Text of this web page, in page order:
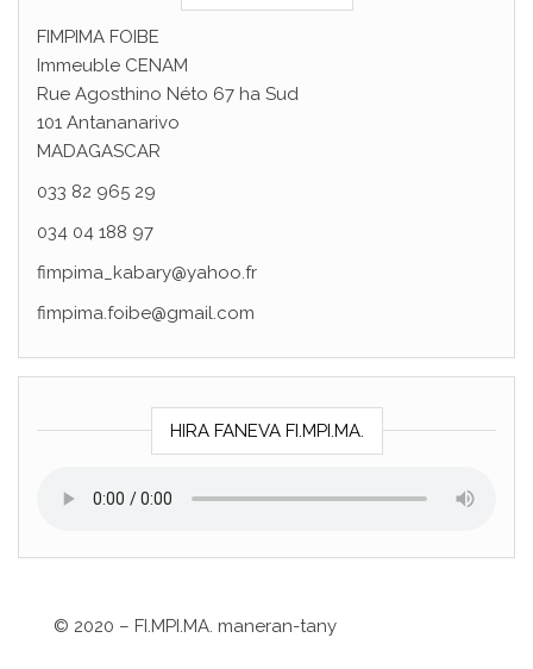
FIMPIMA FOIBE
Immeuble CENAM
Rue Agosthino Néto 67 ha Sud
101 Antananarivo
MADAGASCAR
033 82 965 29
034 04 188 97
fimpima_kabary@yahoo.fr
fimpima.foibe@gmail.com
HIRA FANEVA FI.MPI.MA.
© 2020 – FI.MPI.MA. maneran-tany